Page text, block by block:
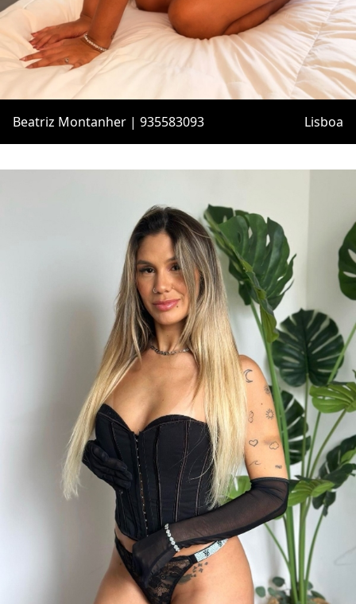
Beatriz Montanher | 935583093 Lisboa